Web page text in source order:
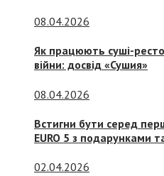
08.04.2026
Як працюють суші-
війни: досвід «Сушия»
08.04.2026
Встигни бути серед
EURO 5 з подарунками
02.04.2026